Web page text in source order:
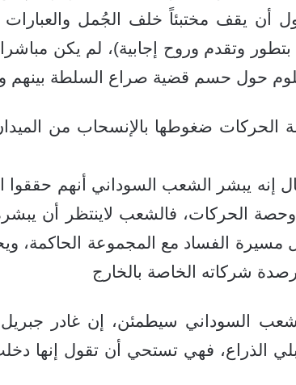
أن يقف مختبئاً خلف الجُمل
بتطور وتقدم وروح إجابية)، لم يكن
حول حسم قضية صراع السلطة بينهم
الحركات ضغوطها بالإنسحاب من
إنه يبشر الشعب السوداني أنهم
الحركات، فالشعب لاينتظر أن
مسيرة الفساد مع المجموعة الحاكمة،
شركاته الخاصة بالخارج
السوداني سيطمئن، إن غادر جبريل
الذراع، فهي تستحي أن تقول إنها